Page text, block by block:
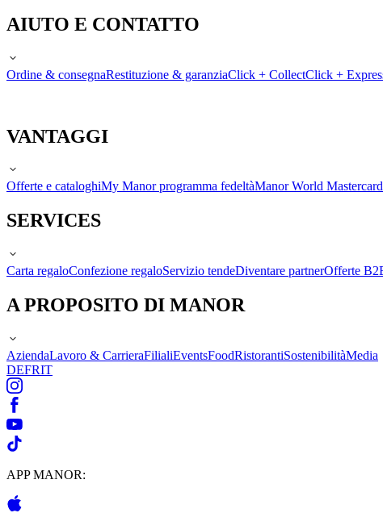
AIUTO E CONTATTO
Ordine & consegnaRestituzione & garanziaClick + CollectClick +
VANTAGGI
Offerte e cataloghiMy Manor programma fedeltàManor World
SERVICES
Carta regaloConfezione regaloServizio tendeDiventare partnerOfferte
A PROPOSITO DI MANOR
AziendaLavoro & CarrieraFilialiEventsFoodRistorantiSostenibilitàMedia
DEFRIT
APP MANOR: